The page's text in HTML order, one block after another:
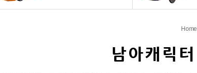
남아캐릭터
Home